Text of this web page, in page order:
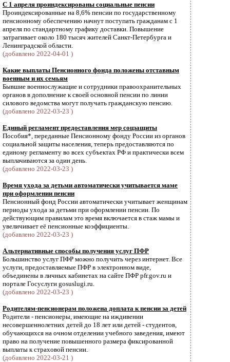
С 1 апреля проиндексированы социальные пенсии
Проиндексированные на 8,6% пенсии по государственному
пенсионному обеспечению начнут поступать гражданам с 1
апреля по стандартному графику доставки. Повышение
затрагивает около 180 тысяч жителей Санкт-Петербурга и
Ленинградской области.
(добавлено 2022-04-01 )
Какие выплаты Пенсионного фонда положены отставным
военным и их семьям
Бывшие военнослужащие и сотрудники правоохранительных
органов в дополнение к своей основной пенсии по линии
силового ведомства могут получать гражданскую пенсию.
(добавлено 2022-03-23 )
Единый регламент предоставления мер соцзащиты
Пособия*, переданные Пенсионному фонду России из органов
социальной защиты населения, теперь предоставляются по
единому регламенту во всех субъектах РФ и практически всем
выплачиваются за один день.
(добавлено 2022-03-23 )
Время ухода за детьми автоматически учитывается маме
при оформлении пенсии
Пенсионный фонд России автоматически учитывает женщинам
периоды ухода за детьми при оформлении пенсии. По
действующим правилам это время включается в стаж мамы и
увеличивает её пенсионные коэффициенты.
(добавлено 2022-03-23 )
Альтернативные способы получения услуг ПФР
Большинство услуг ПФР можно получить через интернет. Все
услуги, предоставляемые ПФР в электронном виде,
объединены в личных кабинетах на сайте ПФР pfr.gov.ru и
портале Госуслуги gosuslugi.ru.
(добавлено 2022-03-23 )
Родителям-пенсионерам положена доплата к пенсии за детей
Родители - пенсионеры, имеющие на иждивении
несовершеннолетних детей до 18 лет или детей - студентов,
обучающихся на очном отделении учебного заведения, имеют
право на получение повышенного размера фиксированной
выплаты к страховой пенсии.
(добавлено 2022-03-21 )